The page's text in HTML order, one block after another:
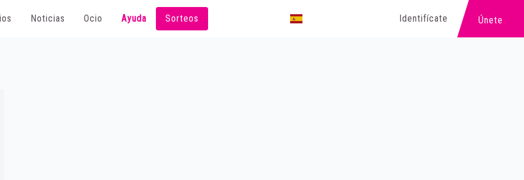
Noticias Ocio Ayuda Sorteos Identifícate Únete